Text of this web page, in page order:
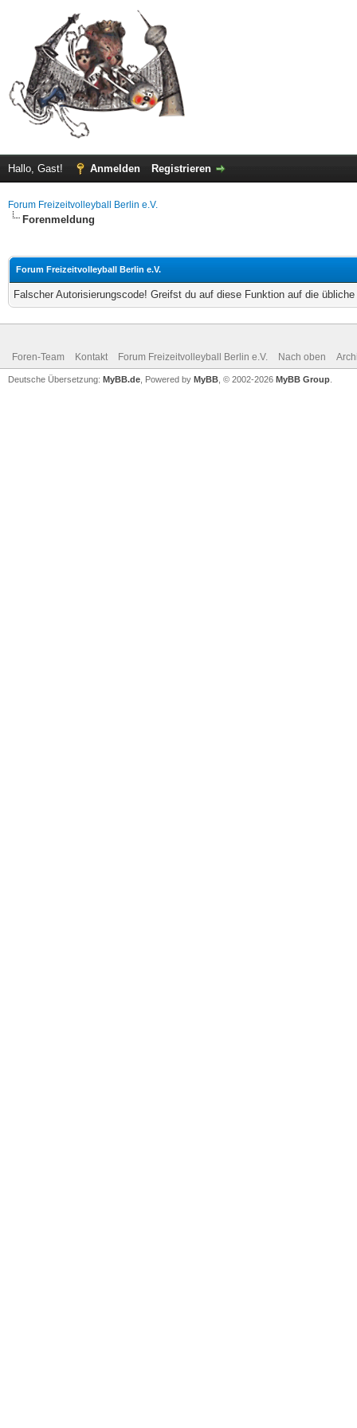
Hallo, Gast! Anmelden Registrieren
Forum Freizeitvolleyball Berlin e.V.
Forenmeldung
Forum Freizeitvolleyball Berlin e.V.
Falscher Autorisierungscode! Greifst du auf diese Funktion auf die
Foren-Team Kontakt Forum Freizeitvolleyball Berlin e.V. Nach oben
Deutsche Übersetzung: MyBB.de , Powered by MyBB , © 2002-2026 MyBB Group